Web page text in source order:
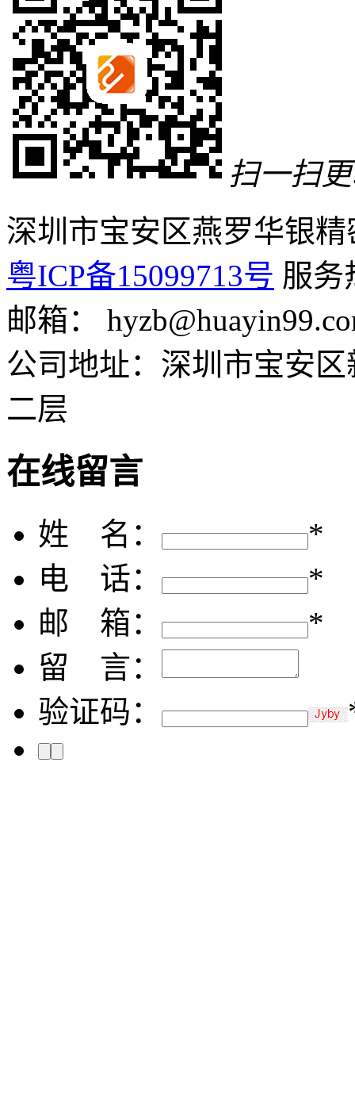
扫一扫
深圳市宝安区燕罗华银
粤ICP备15099713号 服务
邮箱：
公司地址：深圳市宝安
二层
在线留言
姓 名：
*
电 话：
*
邮 箱：
*
留 言：
验证码：